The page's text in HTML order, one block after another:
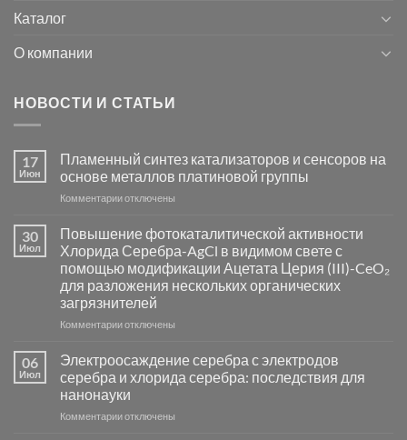
Каталог
О компании
НОВОСТИ И СТАТЬИ
17
Июн
Пламенный синтез катализаторов и сенсоров на
основе металлов платиновой группы
Комментариик
Пламенный
синтез
катализаторов
и
сенсоров
на
основе
группы
отключены
30
Июл
Повышение фотокаталитической активности
Хлорида Серебра-AgCl в видимом свете с
помощью модификации Ацетата Церия (III)-CeO₂
для разложения нескольких органических
загрязнителей
Комментариик
фотокаталитической
активности
Хлорида
Серебра-
отключены
06
Июл
Электроосаждение серебра с электродов
серебра и хлорида серебра: последствия для
нанонауки
Комментариикотключены